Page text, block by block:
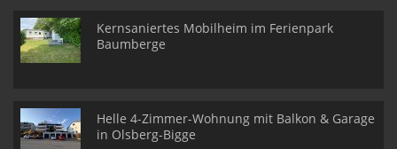
Kernsaniertes Mobilheim im Ferienpark
Baumberge
Helle 4-Zimmer-Wohnung mit Balkon & Garage
in Olsberg-Bigge